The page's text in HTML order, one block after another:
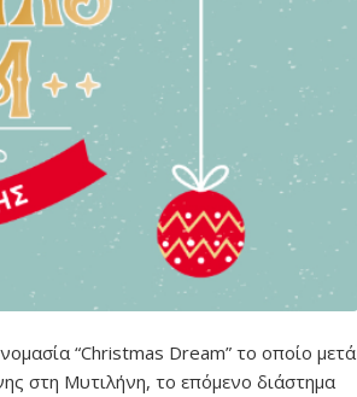
“Christmas Dream” το οποίο μετά
στη Μυτιλήνη, το επόμενο διάστημα